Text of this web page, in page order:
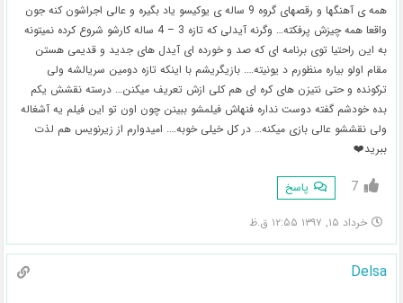
همه ی آهنگها و رقصهای گروه 9 ساله ی یوکیسو یاد بگیره و عالی اجراشون کنه جون
واقعا همه چیزش پرفکته… وگرنه آیدلی که تازه 3 – 4 ساله کارشو شروع کرده نمیتونه
به این راحتیا توی برنامه ای که صد و خورده ای آیدل های جدید و قدیمی هستن
مقام اولو بیاره منظورم د یونیته…. بازیگریشم با اینکه تازه دومین سریالشه ولی
ترکونده و حتی نتیزن های کره ای هم کلی ازش تعریف میکنن… درسته نقشش یکم
بده خودشم گفته دوست نداره فنهاش فیلمشو ببینن چون اون تو این فیلم یه آشغاله
ولی نقششو عالی بازی میکنه… در کل خیلی خوبه…. امیدوارم از زیرنویس هم لذت
ببرید❤️
7 پاسخ
خرداد ۱۵, ۱۳۹۷ ۱۲:۵۵ ق.ظ
Delsa